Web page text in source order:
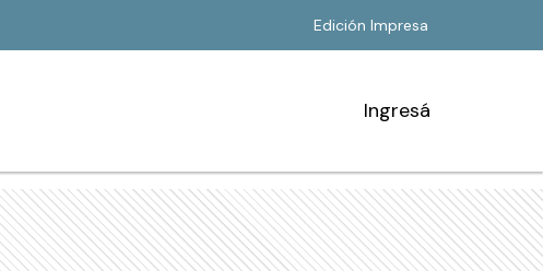
Edición Impresa
Ingresá